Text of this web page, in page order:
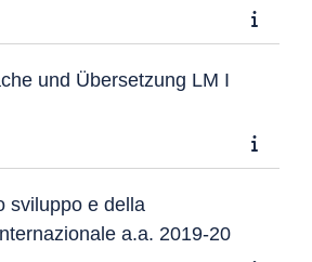
und Übersetzung LM I
sviluppo e della
a.a. 2019-20